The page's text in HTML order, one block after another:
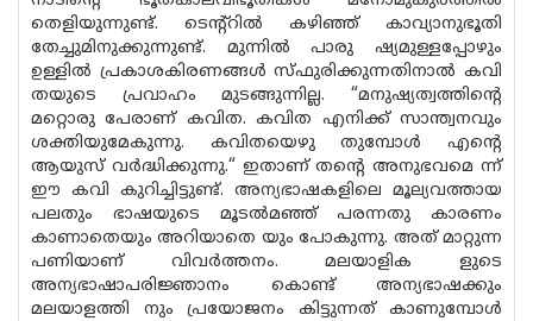
തെളിയുന്നുണ്ട്. ടെന്റ്റിൽ കഴിഞ്ഞ് കാവ്യാനുഭൂതി
തേച്ചുമിനുക്കുന്നുണ്ട്. മുന്നിൽ പാരു ഷ്യമുള്ളപ്പോഴും
ഉള്ളിൽ പ്രകാശകിരണങ്ങൾ സ്ഫുരിക്കുന്നതിനാൽ കവി
തയുടെ പ്രവാഹം മുടങ്ങുന്നില്ല. “മനുഷ്യത്വത്തിൻ്റെ
മറ്റൊരു പേരാണ് കവിത. കവിത എനിക്ക് സാന്ത്വനവും
ശക്തിയുമേകുന്നു. കവിതയെഴു തുമ്പോൾ എന്റെ
ആയുസ് വർദ്ധിക്കുന്നു.“ ഇതാണ് തന്റെ അനുഭവമെ ന്ന്
ഈ കവി കുറിച്ചിട്ടുണ്ട്. അന്യഭാഷകളിലെ മൂല്യവത്തായ
പലതും ഭാഷയുടെ മൂടൽമഞ്ഞ് പരന്നതു കാരണം
കാണാതെയും അറിയാതെ യും പോകുന്നു. അത് മാറ്റുന്ന
പണിയാണ് വിവർത്തനം. മലയാളിക ളുടെ
അന്യഭാഷാപരിജ്ഞാനം കൊണ്ട് അന്യഭാഷക്കും
മലയാളത്തി നും പ്രയോജനം കിട്ടുന്നത് കാണുമ്പോൾ